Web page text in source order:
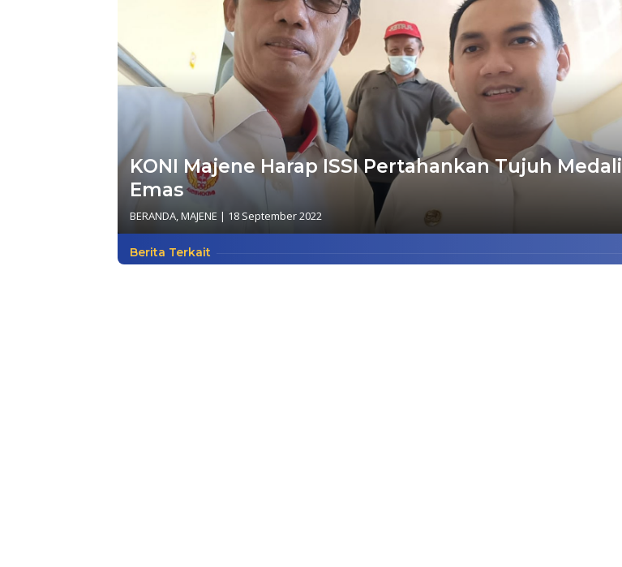
KONI Majene Harap ISSI Pertahankan Tujuh Medali
Emas
BERANDA,MAJENE | 18 September 2022
Berita Terkait